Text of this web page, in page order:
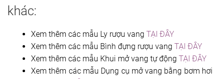
khác:
Xem thêm các mẫu Ly rượu vang TẠI ĐÂY
Xem thêm các mẫu Bình đựng rượu vang TẠI ĐÂY
Xem thêm các mẫu Khui mở vang tự động TẠI ĐÂY
Xem thêm các mẫu Dụng cụ mở vang bằng bơm hơi